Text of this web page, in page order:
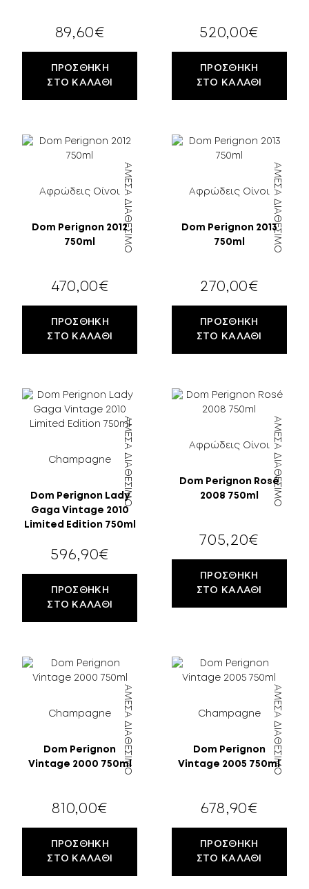
89,60€
ΠΡΟΣΘΉΚΗ
ΣΤΟ ΚΑΛΆΘΙ
520,00€
ΠΡΟΣΘΉΚΗ
ΣΤΟ ΚΑΛΆΘΙ
Αφρώδεις Οίνοι
Dom Perignon 2012
750ml
ΆΜΕΣΑ ΔΙΑΘΈΣΙΜΟ
470,00€
ΠΡΟΣΘΉΚΗ
ΣΤΟ ΚΑΛΆΘΙ
Αφρώδεις Οίνοι
Dom Perignon 2013
750ml
ΆΜΕΣΑ ΔΙΑΘΈΣΙΜΟ
270,00€
ΠΡΟΣΘΉΚΗ
ΣΤΟ ΚΑΛΆΘΙ
Champagne
Dom Perignon Lady
Gaga Vintage 2010
Limited Edition 750ml
ΆΜΕΣΑ ΔΙΑΘΈΣΙΜΟ
596,90€
ΠΡΟΣΘΉΚΗ
ΣΤΟ ΚΑΛΆΘΙ
Αφρώδεις Οίνοι
Dom Perignon Rosé
2008 750ml
ΆΜΕΣΑ ΔΙΑΘΈΣΙΜΟ
705,20€
ΠΡΟΣΘΉΚΗ
ΣΤΟ ΚΑΛΆΘΙ
Champagne
Dom Perignon
Vintage 2000 750ml
ΆΜΕΣΑ ΔΙΑΘΈΣΙΜΟ
810,00€
ΠΡΟΣΘΉΚΗ
ΣΤΟ ΚΑΛΆΘΙ
Champagne
Dom Perignon
Vintage 2005 750ml
ΆΜΕΣΑ ΔΙΑΘΈΣΙΜΟ
678,90€
ΠΡΟΣΘΉΚΗ
ΣΤΟ ΚΑΛΆΘΙ